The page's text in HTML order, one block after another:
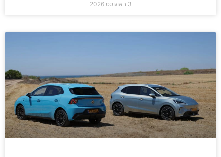
3 באוגוסט 2026